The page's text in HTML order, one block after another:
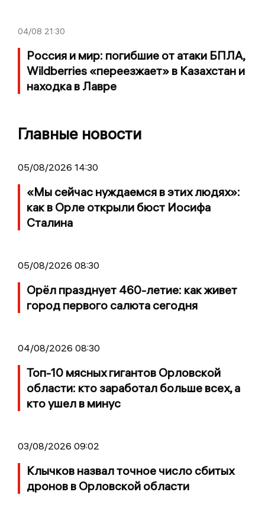
04/08 21:30
Россия и мир: погибшие от атаки БПЛА,
Wildberries «переезжает» в Казахстан и
находка в Лавре
Главные новости
05/08/2026 14:30
«Мы сейчас нуждаемся в этих людях»:
как в Орле открыли бюст Иосифа
Сталина
05/08/2026 08:30
Орёл празднует 460-летие: как живет
город первого салюта сегодня
04/08/2026 08:30
Топ-10 мясных гигантов Орловской
области: кто заработал больше всех, а
кто ушел в минус
03/08/2026 09:02
Клычков назвал точное число сбитых
дронов в Орловской области